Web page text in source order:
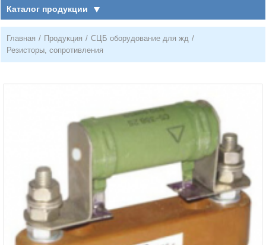
Каталог продукции
Главная / Продукция / СЦБ оборудование для жд /
Резисторы, сопротивления